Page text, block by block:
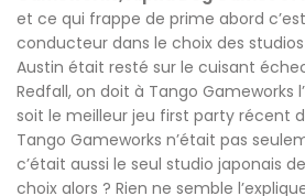
et ce qui frappe de prime abord
conducteur dans le choix des
Austin était resté sur le cuisant
Redfall, on doit à Tango Gameworks
soit le meilleur jeu first party récent
Tango Gameworks n’était pas
c’était aussi le seul studio japonais
choix alors ? Rien ne semble